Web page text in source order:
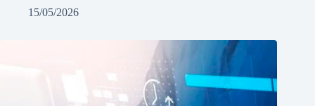
15/05/2026